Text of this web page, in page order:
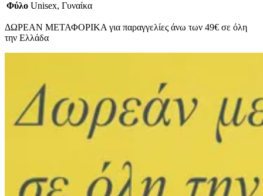
Φύλο Unisex, Γυναίκα
ΔΩΡΕΑΝ ΜΕΤΑΦΟΡΙΚΑ για παραγγελίες άνω των 49€ σε όλη
την Ελλάδα